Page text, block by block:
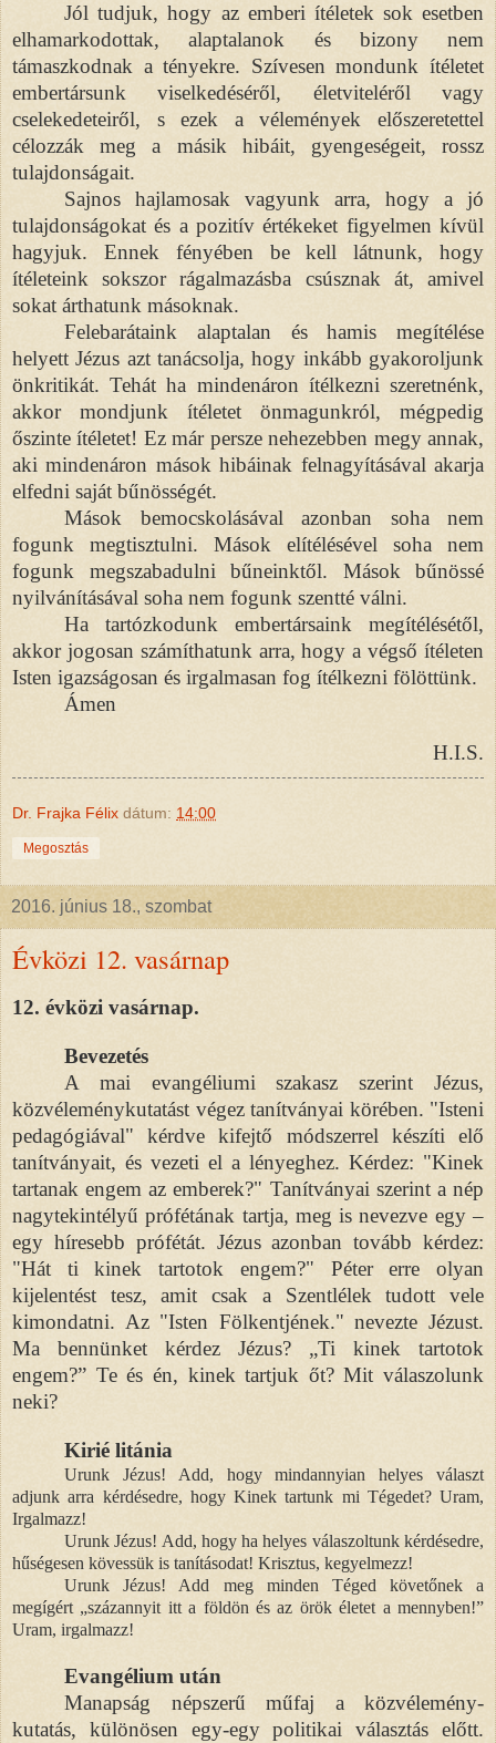
Jól tudjuk, hogy az emberi ítéletek sok esetben
elhamarkodottak, alaptalanok és bizony nem
támaszkodnak a tényekre. Szívesen mondunk ítéletet
embertársunk viselkedéséről, életviteléről vagy
cselekedeteiről, s ezek a vélemények előszeretettel
célozzák meg a másik hibáit, gyengeségeit, rossz
tulajdonságait.
Sajnos hajlamosak vagyunk arra, hogy a jó
tulajdonságokat és a pozitív értékeket figyelmen kívül
hagyjuk. Ennek fényében be kell látnunk, hogy
ítéleteink sokszor rágalmazásba csúsznak át, amivel
sokat árthatunk másoknak.
Felebarátaink alaptalan és hamis megítélése
helyett Jézus azt tanácsolja, hogy inkább gyakoroljunk
önkritikát. Tehát ha mindenáron ítélkezni szeretnénk,
akkor mondjunk ítéletet önmagunkról, mégpedig
őszinte ítéletet! Ez már persze nehezebben megy annak,
aki mindenáron mások hibáinak felnagyításával akarja
elfedni saját bűnösségét.
Mások bemocskolásával azonban soha nem
fogunk megtisztulni. Mások elítélésével soha nem
fogunk megszabadulni bűneinktől. Mások bűnössé
nyilvánításával soha nem fogunk szentté válni.
Ha tartózkodunk embertársaink megítélésétől,
akkor jogosan számíthatunk arra, hogy a végső ítéleten
Isten igazságosan és irgalmasan fog ítélkezni fölöttünk.
Ámen
H.I.S.
Dr. Frajka Félix dátum: 14:00
Megosztás
2016. június 18., szombat
Évközi 12. vasárnap
12. évközi vasárnap.
Bevezetés
A mai evangéliumi szakasz szerint Jézus,
közvéleménykutatást végez tanítványai körében. "Isteni
pedagógiával" kérdve kifejtő módszerrel készíti elő
tanítványait, és vezeti el a lényeghez. Kérdez: "Kinek
tartanak engem az emberek?" Tanítványai szerint a nép
nagytekintélyű prófétának tartja, meg is nevezve egy –
egy híresebb prófétát. Jézus azonban tovább kérdez:
"Hát ti kinek tartotok engem?" Péter erre olyan
kijelentést tesz, amit csak a Szentlélek tudott vele
kimondatni. Az "Isten Fölkentjének." nevezte Jézust.
Ma bennünket kérdez Jézus? „Ti kinek tartotok
engem?” Te és én, kinek tartjuk őt? Mit válaszolunk
neki?
Kirié litánia
Urunk Jézus! Add, hogy mindannyian helyes választ
adjunk arra kérdésedre, hogy Kinek tartunk mi Tégedet? Uram,
Irgalmazz!
Urunk Jézus! Add, hogy ha helyes válaszoltunk kérdésedre,
hűségesen kövessük is tanításodat! Krisztus, kegyelmezz!
Urunk Jézus! Add meg minden Téged követőnek a
megígért „százannyit itt a földön és az örök életet a mennyben!”
Uram, irgalmazz!
Evangélium után
Manapság népszerű műfaj a közvélemény-
kutatás, különösen egy-egy politikai választás előtt.